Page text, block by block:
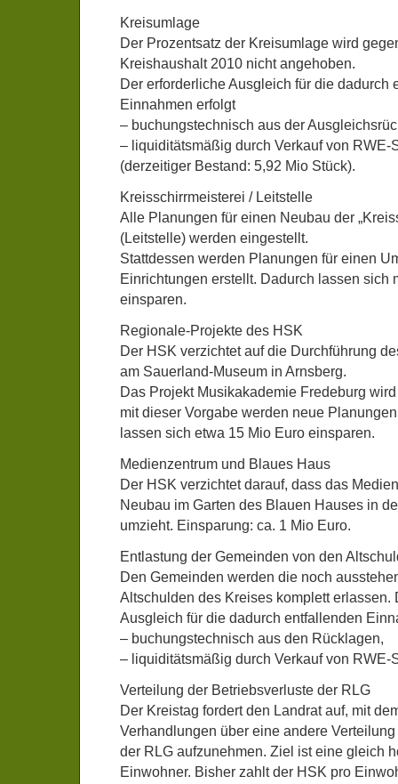
Kreisumlage
Der Prozentsatz der Kreisumlage wird
Kreishaushalt 2010 nicht angehoben.
Der erforderliche Ausgleich für die dadurch
Einnahmen erfolgt
– buchungstechnisch aus der
– liquiditätsmäßig durch Verkauf von RWE-
(derzeitiger Bestand: 5,92 Mio Stück).
Kreisschirrmeisterei / Leitstelle
Alle Planungen für einen Neubau der
(Leitstelle) werden eingestellt.
Stattdessen werden Planungen für einen
Einrichtungen erstellt. Dadurch lassen sich
einsparen.
Regionale-Projekte des HSK
Der HSK verzichtet auf die Durchführung
am Sauerland-Museum in Arnsberg.
Das Projekt Musikakademie Fredeburg
mit dieser Vorgabe werden neue
lassen sich etwa 15 Mio Euro einsparen.
Medienzentrum und Blaues Haus
Der HSK verzichtet darauf, dass das
Neubau im Garten des Blauen Hauses in
umzieht. Einsparung: ca. 1 Mio Euro.
Entlastung der Gemeinden von den
Den Gemeinden werden die noch
Altschulden des Kreises komplett erlassen.
Ausgleich für die dadurch entfallenden
– buchungstechnisch aus den Rücklagen,
– liquiditätsmäßig durch Verkauf von RWE-
Verteilung der Betriebsverluste der RLG
Der Kreistag fordert den Landrat auf, mit
Verhandlungen über eine andere
der RLG aufzunehmen. Ziel ist eine gleich
Einwohner. Bisher zahlt der HSK pro